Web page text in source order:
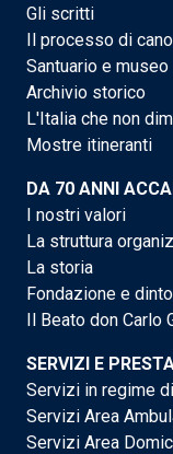
Gli scritti
Il processo di
Santuario e museo
Archivio storico
L'Italia che non
Mostre itineranti
DA 70 ANNI
I nostri valori
La struttura
La storia
Fondazione e
Il Beato don Carlo
SERVIZI E
Servizi in regime
Servizi Area
Servizi Area